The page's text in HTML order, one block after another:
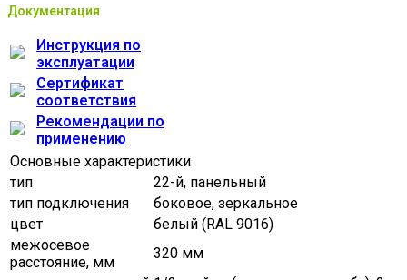
Документация
Инструкция по
эксплуатации
Сертификат
соответствия
Рекомендации по
применению
Основные характеристики
тип
22-й, панельный
тип подключения
боковое, зеркальное
цвет
белый (RAL 9016)
межосевое
расстояние, мм
320 мм